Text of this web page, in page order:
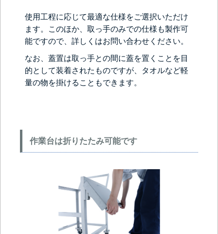
使用工程に応じて最適な仕様をご選択いただけ
ます。このほか、取っ手のみでの仕様も製作可
能ですので、詳しくはお問い合わせください。
なお、蓋置は取っ手との間に蓋を置くことを目
的として装着されたものですが、タオルなど軽
量の物を掛けることもできます。
作業台は折りたたみ可能です